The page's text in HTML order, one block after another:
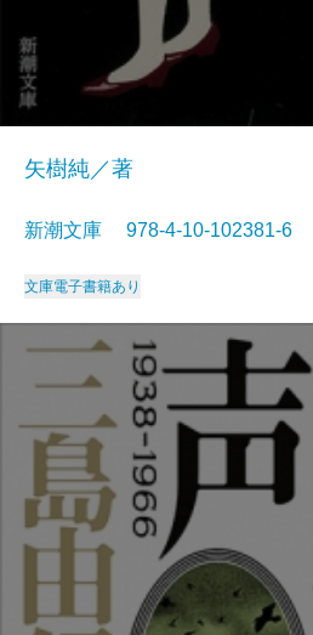
矢樹純／著
新潮文庫 978-4-10-102381-
文庫電子書籍あり